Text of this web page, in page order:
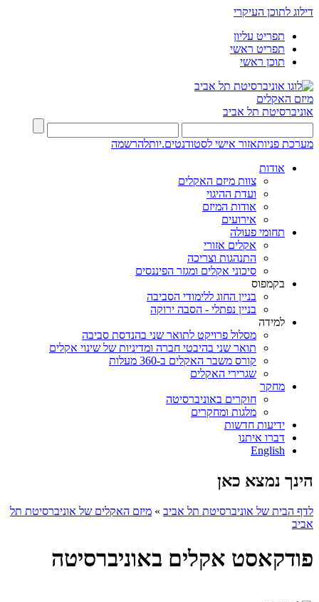
דילוג לתוכן העיקרי
תפריט עליון
תפריט ראשי
תוכן ראשי
מיזם האקלים
אוניברסיטת תל אביב
מערכת פניותאזור אישי לסטודנטים.יותלהרשמה
אודות
צוות מיזם האקלים
ועדת ההיגוי
אודות המיזם
אירועים
תחומי פעולה
אקלים אזורי
התנהגות וצריכה
סיכוני אקלים ומגזר הפיננסים
בקמפוס
בניין החוג ללימודי הסביבה
בניין נפתלי - הסבה ירוקה
למידה
מסלול פרויקט לתואר שני בהנדסת סביבה
תואר שני בהיבטי חברה ומדיניות של שינוי אקלים
קורס משבר האקלים ב-360 מעלות
שגרירי האקלים
מחקר
חוקרים באוניברסיטה
מלגות ומחקרים
ידיעות חדשות
דברו איתנו
English
הינך נמצא כאן
לדף הבית של אוניברסיטת תל אביב » מיזם האקלים של אוניברסיטת תל
אביב
פודקאסט אקלים באוניברסיטה